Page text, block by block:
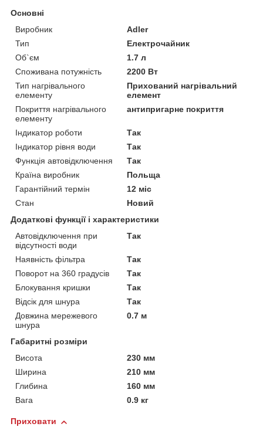
Основні
Виробник
Adler
Тип
Електрочайник
Об`єм
1.7 л
Споживана потужність
2200 Вт
Тип нагрівального
елементу
Прихований нагрівальний
елемент
Покриття нагрівального
елементу
антипригарне покриття
Індикатор роботи
Так
Індикатор рівня води
Так
Функція автовідключення
Так
Країна виробник
Польща
Гарантійний термін
12 міс
Стан
Новий
Додаткові функції і характеристики
Автовідключення при
відсутності води
Так
Наявність фільтра
Так
Поворот на 360 градусів
Так
Блокування кришки
Так
Відсік для шнура
Так
Довжина мережевого
шнура
0.7 м
Габаритні розміри
Висота
230 мм
Ширина
210 мм
Глибина
160 мм
Вага
0.9 кг
Приховати